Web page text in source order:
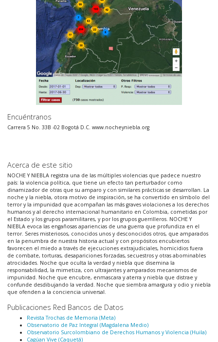
Encuéntranos
Carrera 5 No. 33B -02 Bogotá D.C. www.nocheyniebla.org
Acerca de este sitio
NOCHE Y NIEBLA registra una de las múltiples violencias que padece nuestro
país: la violencia política, que tiene un efecto tan perturbador como
dinamizador de otras que su amparo y con similares prácticas se desarrollan. La
noche y la niebla, otora motivo de inspiración, se ha convertido en símbolo del
terror y la impunidad que acompañan las más graves violaciones a los derechos
humanos y al derecho internacional humanitario en Colombia, cometidas por
el Estado y los grupos paramilitares, y por los grupos guerrilleros. NOCHE Y
NIEBLA evoca las engañosas apariencias de una guerra que profundiza en el
terror. Seres misteriosos, conocidos unos y desconocidos otros, que amparados
en la penumbra de nuestra historia actual y con propósitos encubiertos
favorecen el miedo a través de ejecuciones extrajudiciales, homicidios fuera
de combate, torturas, desapariciones forzadas, secuestros y otras abominables
atrocidades. Noche que oculta la verdad y niebla que disemina la
responsabilidad, la mimetiza, con ultrajantes y amparados mecanismos de
impunidad. Noche que encubre, enmascara y aterra y niebla que distrae y
confunde desdibujando la verdad. Noche que siembra amargura y odio y niebla
que ofenden a la conciencia universal.
Publicaciones Red Bancos de Datos
Revista Trochas de Memoria (Meta)
Observatorio de Paz Integral (Magdalena Medio)
Observatorio Surcolombiano de Derechos Humanos y Violencia (Huila)
Cagúan Vive (Caquetá)